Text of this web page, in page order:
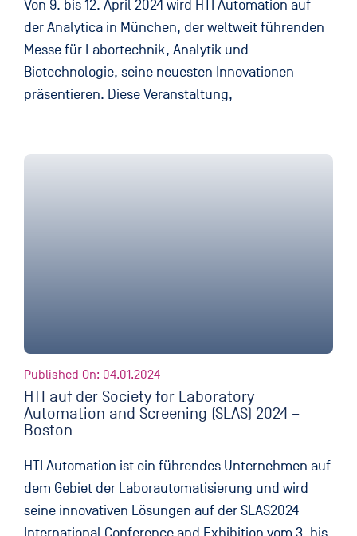
Von 9. bis 12. April 2024 wird HTI Automation auf
der Analytica in München, der weltweit führenden
Messe für Labortechnik, Analytik und
Biotechnologie, seine neuesten Innovationen
präsentieren. Diese Veranstaltung,
Published On: 04.01.2024
HTI auf der Society for Laboratory
Automation and Screening (SLAS) 2024 –
Boston
HTI Automation ist ein führendes Unternehmen auf
dem Gebiet der Laborautomatisierung und wird
seine innovativen Lösungen auf der SLAS2024